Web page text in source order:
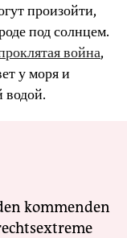
произойти,
под солнцем.
война,
у моря и
водой.
kommenden